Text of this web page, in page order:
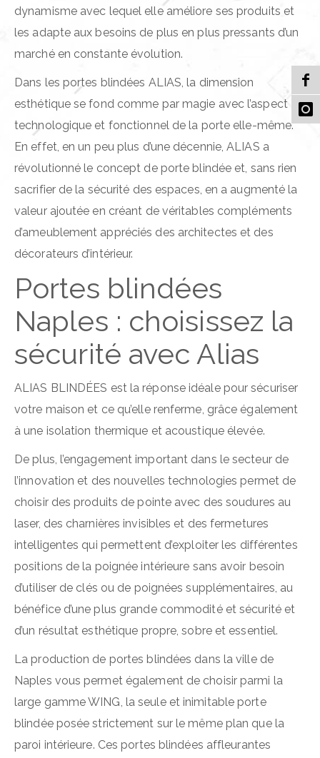
dynamisme avec lequel elle améliore ses produits et
les adapte aux besoins de plus en plus pressants d’un
marché en constante évolution.
Dans les portes blindées ALIAS, la dimension
esthétique se fond comme par magie avec l’aspect
technologique et fonctionnel de la porte elle-même.
En effet, en un peu plus d’une décennie, ALIAS a
révolutionné le concept de porte blindée et, sans rien
sacrifier de la sécurité des espaces, en a augmenté la
valeur ajoutée en créant de véritables compléments
d’ameublement appréciés des architectes et des
décorateurs d’intérieur.
Portes blindées
Naples : choisissez la
sécurité avec Alias
ALIAS BLINDÉES est la réponse idéale pour sécuriser
votre maison et ce qu’elle renferme, grâce également
à une isolation thermique et acoustique élevée.
De plus, l’engagement important dans le secteur de
l’innovation et des nouvelles technologies permet de
choisir des produits de pointe avec des soudures au
laser, des charnières invisibles et des fermetures
intelligentes qui permettent d’exploiter les différentes
positions de la poignée intérieure sans avoir besoin
d’utiliser de clés ou de poignées supplémentaires, au
bénéfice d’une plus grande commodité et sécurité et
d’un résultat esthétique propre, sobre et essentiel.
La production de portes blindées dans la ville de
Naples vous permet également de choisir parmi la
large gamme WING, la seule et inimitable porte
blindée posée strictement sur le même plan que la
paroi intérieure. Ces portes blindées affleurantes